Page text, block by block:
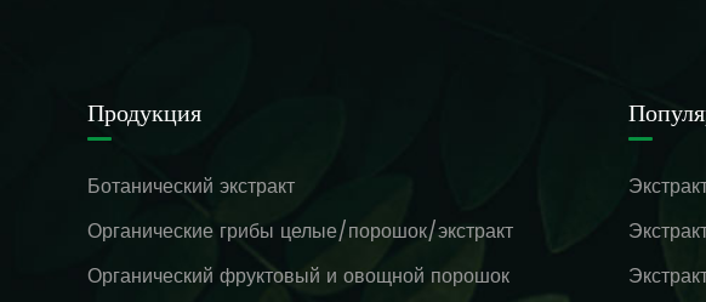
Продукция
Ботанический экстракт
Органические грибы целые/порошок/экстракт
Органический фруктовый и овощной порошок